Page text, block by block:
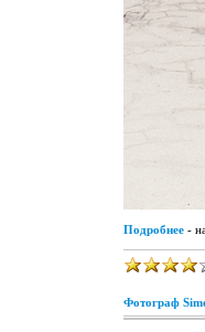
Подробнее -
Фотограф